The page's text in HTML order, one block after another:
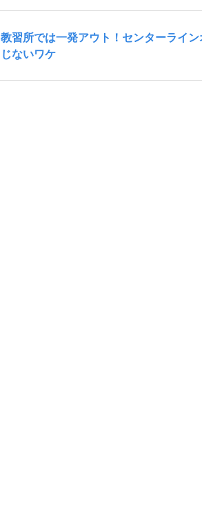
教習所では一発アウト！センターライ
じないワケ